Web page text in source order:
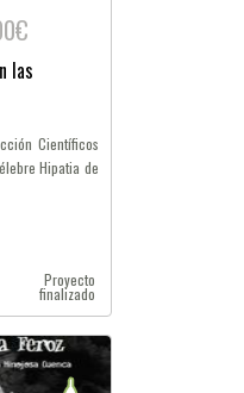
las
Científicos
Hipatia de
Proyecto
finalizado